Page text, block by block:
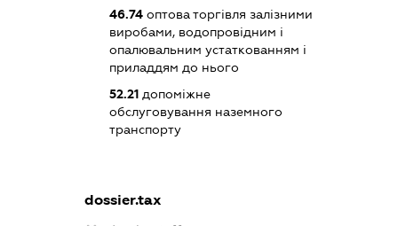
46.74оптова торгівля залізними
виробами, водопровідним і
опалювальним устаткованням і
приладдям до нього
52.21допоміжне
обслуговування наземного
транспорту
dossier.tax